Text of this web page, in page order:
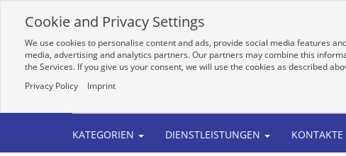
KATEGORIEN DIENSTLEISTUNGEN KONTAKTE
Cookie and Privacy Settings
We use cookies to personalise content and ads, provide social media features
media, advertising and analytics partners. Our partners may combine this
the Services. If you give us your consent, we will use the cookies as described
Privacy Policy
Imprint